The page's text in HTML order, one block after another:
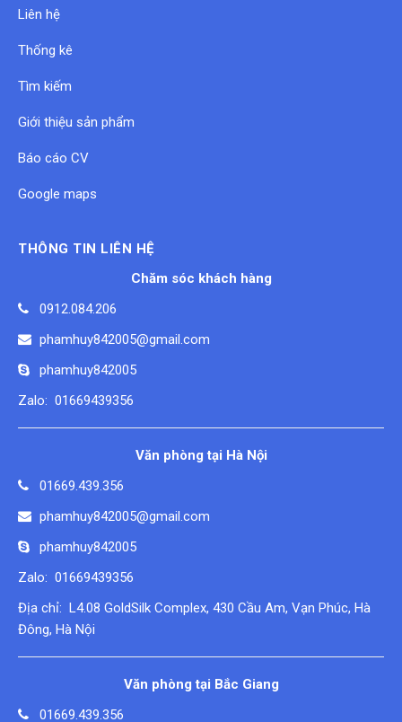
Liên hệ
Thống kê
Tìm kiếm
Giới thiệu sản phẩm
Báo cáo CV
Google maps
THÔNG TIN LIÊN HỆ
Chăm sóc khách hàng
0912.084.206
phamhuy842005@gmail.com
phamhuy842005
Zalo: 01669439356
Văn phòng tại Hà Nội
01669.439.356
phamhuy842005@gmail.com
phamhuy842005
Zalo: 01669439356
Địa chỉ: L4.08 GoldSilk Complex, 430 Cầu Am, Vạn Phúc, Hà
Đông, Hà Nội
Văn phòng tại Bắc Giang
01669.439.356